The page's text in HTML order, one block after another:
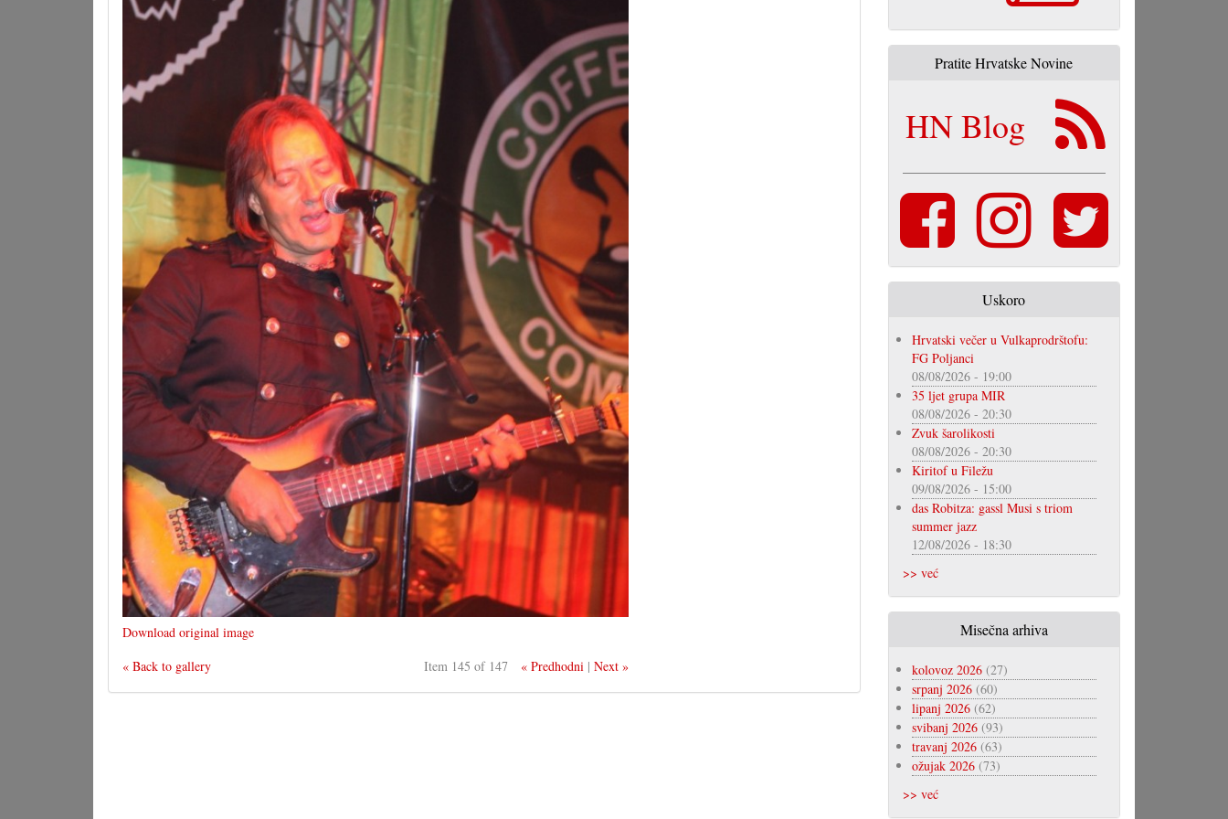
Download original image
« Back to gallery
Item 145 of 147 « Predhodni |Next »
Pratite Hrvatske Novine
HN Blog
Uskoro
Hrvatski večer u Vulkaprodrštofu:
FG Poljanci
08/08/2026 - 19:00
35 ljet grupa MIR
08/08/2026 - 20:30
Zvuk šarolikosti
08/08/2026 - 20:30
Kiritof u Filežu
09/08/2026 - 15:00
das Robitza: gassl Musi s triom
summer jazz
12/08/2026 - 18:30
>> već
Misečna arhiva
kolovoz 2026(27)
srpanj 2026(60)
lipanj 2026(62)
svibanj 2026(93)
travanj 2026(63)
ožujak 2026(73)
>> već